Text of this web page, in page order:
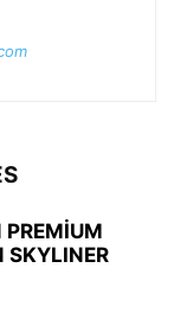
PREMİUM
SKYLINER